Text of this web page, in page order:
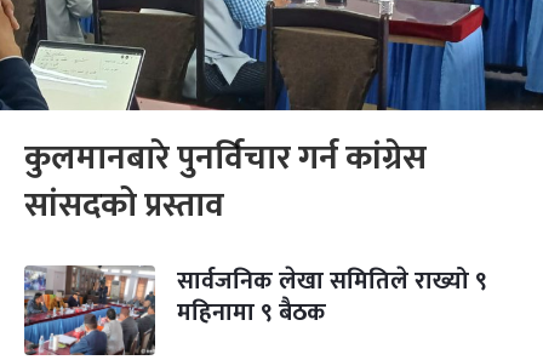
कुलमानबारे पुनर्विचार गर्न कांग्रेस
सांसदको प्रस्ताव
सार्वजनिक लेखा समितिले राख्यो ९
महिनामा ९ बैठक